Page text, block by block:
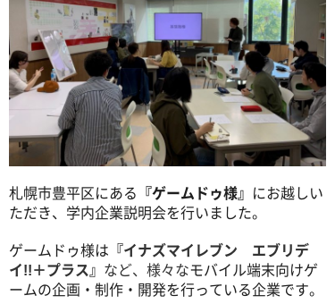
ビジュアル・クリエイター学科
AI&ゲームプログラマー専攻
MVクリエイター専攻
キャラデザ＆CG映像クリエイター専攻
写真専攻
留学生の方へ
書類ダウンロード
札幌市豊平区にある 『ゲームドゥ様』
にお越しい
ただき、学内企業説明会を行いました。
ゲームドゥ様は 『イナズマイレブン エブリデ
イ!!＋プラス』 など、様々なモバイル端末向けゲ
ームの企画・制作・開発を行っている企業です。